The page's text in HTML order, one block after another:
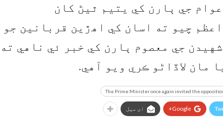
جي ٻارن کي يتيم ٿيڻ کان
چيو ته اسان کي اهڙين قربانين جو
جي معصوم ٻارن کي خبر ئي ناهي ته
مان لاڏاڻو ڪري ويو آهي.
The Prime Minister once again invited the
Google+ ای میل